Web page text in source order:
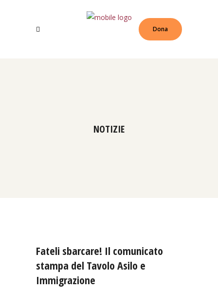
Dona
NOTIZIE
Fateli sbarcare! Il comunicato
stampa del Tavolo Asilo e
Immigrazione